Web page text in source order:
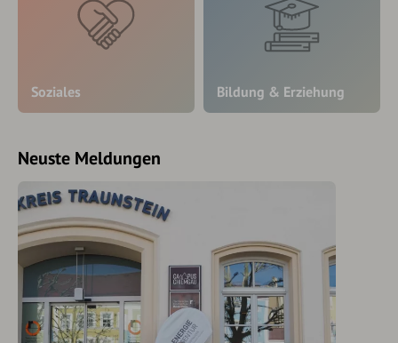
Soziales Bildung & Erziehung
Neuste Meldungen